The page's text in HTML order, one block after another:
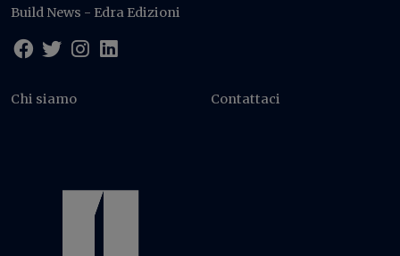
Build News - Edra Edizioni
Chi siamo Contattaci